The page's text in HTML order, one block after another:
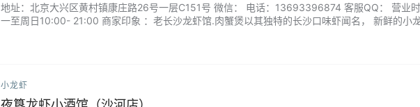
地址：北京大兴区黄村镇康庄路26号一层C151号 微信： 电话：13693396874 客服QQ： 营业
一至周日10:00- 21:00 商家印象 ：老长沙龙虾馆.肉蟹煲以其独特的长沙口味虾闻名， 新鲜的小
小龙虾